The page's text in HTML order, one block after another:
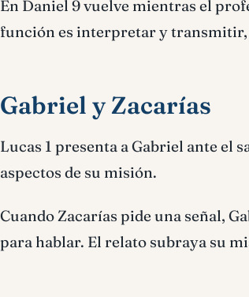
En Daniel 9 vuelve mientras el
función es interpretar y transmitir,
Gabriel y Zacarías
Lucas 1 presenta a Gabriel ante el
aspectos de su misión.
Cuando Zacarías pide una señal,
para hablar. El relato subraya su